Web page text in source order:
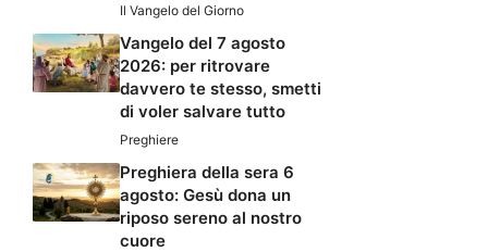
Il Vangelo del Giorno
Vangelo del 7 agosto
2026: per ritrovare
davvero te stesso, smetti
di voler salvare tutto
Preghiere
Preghiera della sera 6
agosto: Gesù dona un
riposo sereno al nostro
cuore